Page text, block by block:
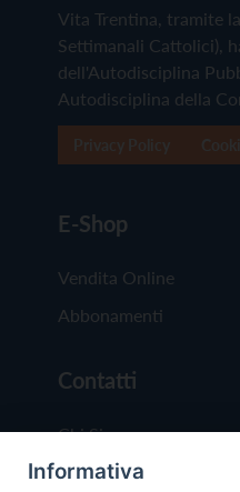
Vita Trentina, tramite
Settimanali Cattolici),
dell'Autodisciplina
Autodisciplina della
E-Shop
Vendita Online
Abbonamenti
Contatti
Chi Siamo
Redazione
Informativa